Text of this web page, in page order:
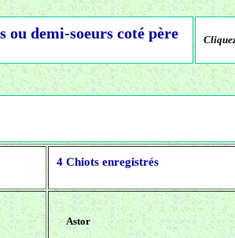
ou demi-soeurs coté père
4 Chiots enregistrés
Astor